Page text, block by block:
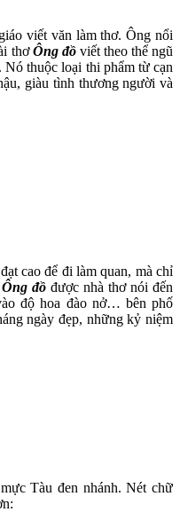
viết văn làm thơ. Ông nổi
thơÔng đồviết theo thể ngũ
thuộc loại thi phẩm từ cạn
giàu tình thương người và
cao để đi làm quan, mà chỉ
Ông đồ được nhà thơ nói đến
độ hoa đào nở… bên phố
ngày đẹp, những kỷ niệm
Tàu đen nhánh. Nét chữ